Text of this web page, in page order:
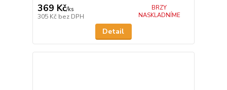
369 Kč/ks
305 Kč bez DPH
BRZY
NASKLADNÍME
Detail